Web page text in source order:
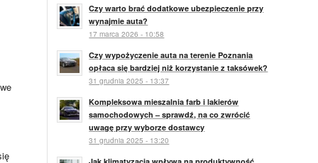
Czy warto brać dodatkowe ubezpieczenie przy
wynajmie auta?
17 marca 2026 - 10:58
Czy wypożyczenie auta na terenie Poznania
opłaca się bardziej niż korzystanie z taksówek?
31 grudnia 2025 - 13:37
Kompleksowa mieszalnia farb i lakierów
samochodowych – sprawdź, na co zwrócić
uwagę przy wyborze dostawcy
31 grudnia 2025 - 13:20